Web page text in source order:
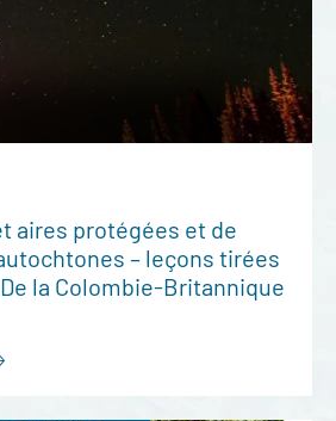
aires protégées et de
– leçons tirées
la Colombie-Britannique